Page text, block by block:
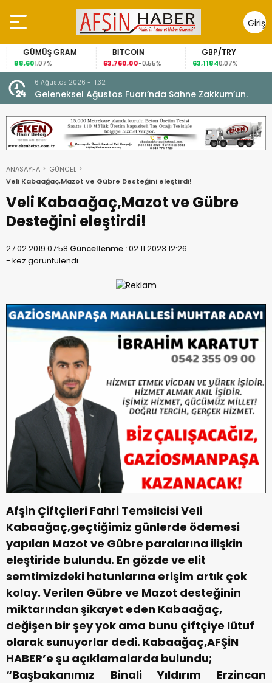
Giriş
Yap
GÜMÜŞ GRAM
88,601,07%
BITCOIN
63.760,00-0,55%
GBP/TRY
63,11840,07%
yeni
6 Ağustos 2026 - 11:32
Geleneksel Ağustos Fuarı’nda Sahne Zakkum’un.
ANASAYFA
GÜNCEL
Veli Kabaağaç,Mazot ve Gübre Desteğini eleştirdi!
Veli Kabaağaç,Mazot ve Gübre
Desteğini eleştirdi!
27.02.2019 07:58 Güncellenme :02.11.2023 12:26
- kez görüntülendi
Afşin Çiftçileri Fahri Temsilcisi Veli
Kabaağaç,geçtiğimiz günlerde ödemesi
yapılan Mazot ve Gübre paralarına ilişkin
eleştiride bulundu. En gözde ve elit
semtimizdeki hatunlarına erişim artık çok
kolay. Verilen Gübre ve Mazot desteğinin
miktarından şikayet eden Kabaağaç,
değişen bir şey yok ama bunu çiftçiye lütuf
olarak sunuyorlar dedi. Kabaağaç,AFŞİN
HABER’e şu açıklamalarda bulundu;
“Başbakanımız Binali Yıldırım Erzincan